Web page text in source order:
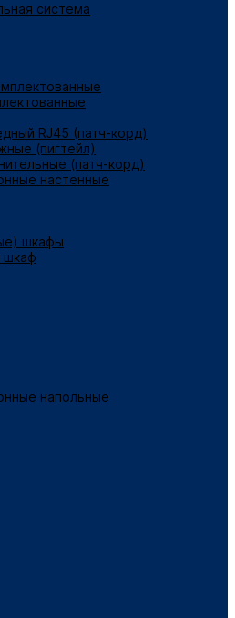
система
RJ45 (патч-корд)
(пигтейл)
(патч-корд)
настенные
шкафы
шкаф
напольные